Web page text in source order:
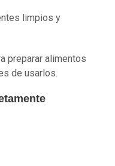
limpios y
preparar alimentos
de usarlos.